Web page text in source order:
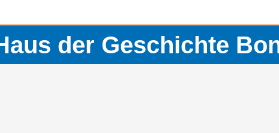
der Geschichte